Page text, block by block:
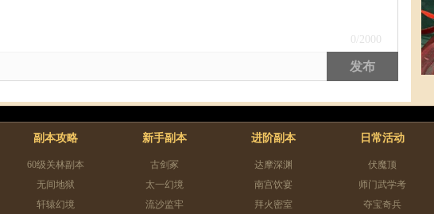
0 /2000
发布
副本攻略
60级关林副本
无间地狱
轩辕幻境
新手副本
古剑冢
太一幻境
流沙监牢
进阶副本
达摩深渊
南宫饮宴
拜火密室
日常活动
伏魔顶
师门武学考
夺宝奇兵